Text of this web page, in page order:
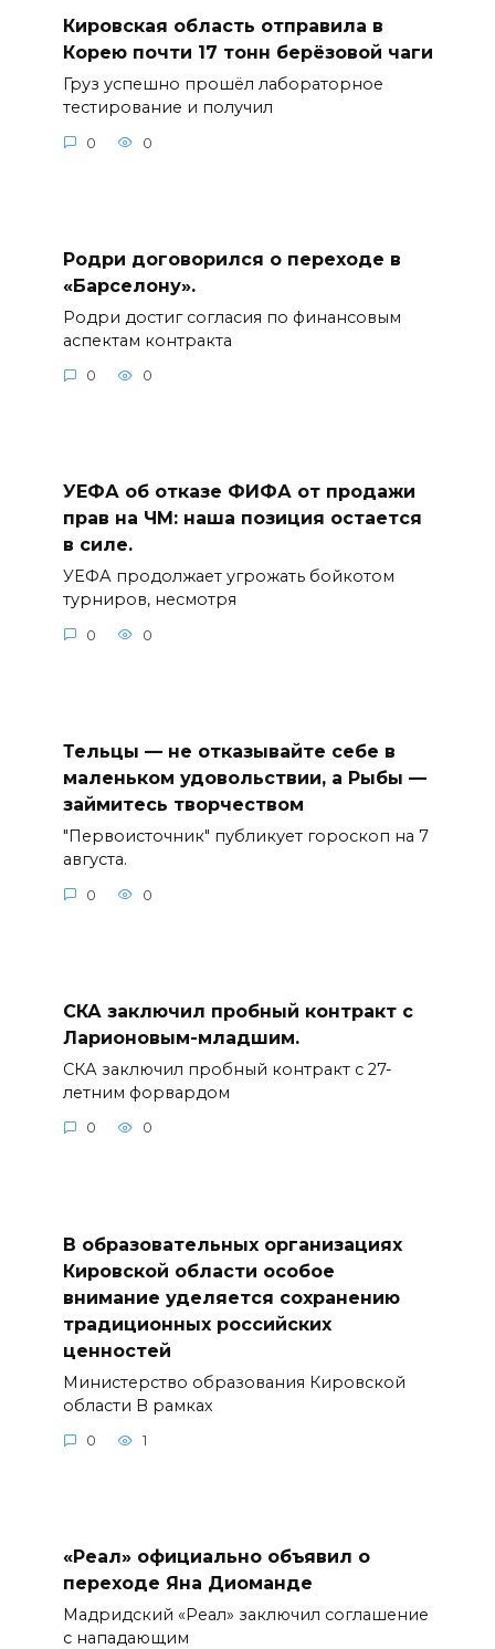
Кировская область отправила в
Корею почти 17 тонн берёзовой чаги
Груз успешно прошёл лабораторное
тестирование и получил
0 0
Родри договорился о переходе в
«Барселону».
Родри достиг согласия по финансовым
аспектам контракта
0 0
УЕФА об отказе ФИФА от продажи
прав на ЧМ: наша позиция остается
в силе.
УЕФА продолжает угрожать бойкотом
турниров, несмотря
0 0
Тельцы — не отказывайте себе в
маленьком удовольствии, а Рыбы —
займитесь творчеством
"Первоисточник" публикует гороскоп на 7
августа.
0 0
СКА заключил пробный контракт с
Ларионовым-младшим.
СКА заключил пробный контракт с 27-
летним форвардом
0 0
В образовательных организациях
Кировской области особое
внимание уделяется сохранению
традиционных российских
ценностей
Министерство образования Кировской
области В рамках
0 1
«Реал» официально объявил о
переходе Яна Диоманде
Мадридский «Реал» заключил соглашение
с нападающим